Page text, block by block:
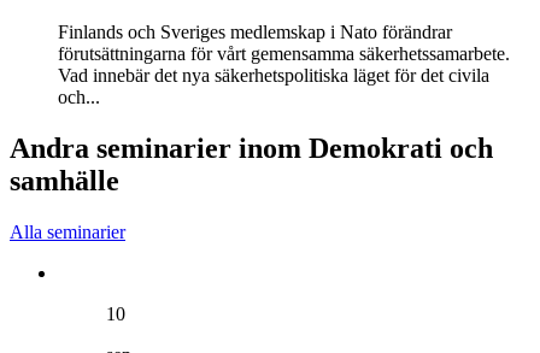
Finlands och Sveriges medlemskap i Nato förändrar
förutsättningarna för vårt gemensamma säkerhetssamarbete.
Vad innebär det nya säkerhetspolitiska läget för det civila
och...
Andra seminarier inom Demokrati och
samhälle
Alla seminarier
10